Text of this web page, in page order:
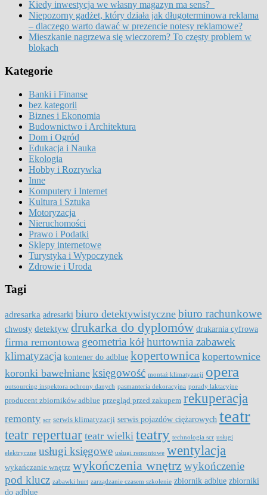
Kiedy inwestycja we własny magazyn ma sens?
Niepozorny gadżet, który działa jak długoterminowa reklama
– dlaczego warto dawać w prezencie notesy reklamowe?
Mieszkanie nagrzewa się wieczorem? To częsty problem w
blokach
Kategorie
Banki i Finanse
bez kategorii
Biznes i Ekonomia
Budownictwo i Architektura
Dom i Ogród
Edukacja i Nauka
Ekologia
Hobby i Rozrywka
Inne
Komputery i Internet
Kultura i Sztuka
Motoryzacja
Nieruchomości
Prawo i Podatki
Sklepy internetowe
Turystyka i Wypoczynek
Zdrowie i Uroda
Tagi
adresarka adresarki biuro detektywistyczne biuro rachunkowe
chwosty detektyw drukarka do dyplomów drukarnia cyfrowa
firma remontowa geometria kółhurtownia zabawek
klimatyzacja kontener do adblue kopertownica kopertownice
koronki bawełniane księgowość montaż klimatyzacji opera
outsourcing inspektora ochrony danych pasmanteria dekoracyjna porady laktacyjne
producent zbiorników adblue przegląd przed zakupem rekuperacja
remonty scr serwis klimatyzacji serwis pojazdów ciężarowych teatr
teatr repertuar teatr wielki teatry technologia scr usługi
elektryczne usługi księgowe usługi remontowe wentylacja
wykańczanie wnętrz wykończenia wnętrz wykończenie
pod klucz zabawki hurt zarządzanie czasem szkolenie zbiornik adblue zbiorniki
do adblue